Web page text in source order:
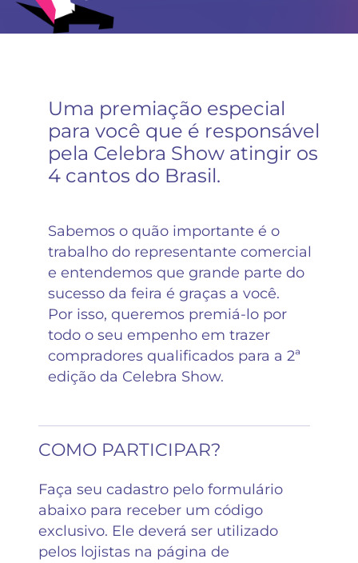
Uma premiação especial
para você que é responsável
pela Celebra Show atingir os
4 cantos do Brasil.
Sabemos o quão importante é o
trabalho do representante comercial
e entendemos que grande parte do
sucesso da feira é graças a você.
Por isso, queremos premiá-lo por
todo o seu empenho em trazer
compradores qualificados para a 2ª
edição da Celebra Show.
COMO PARTICIPAR?
Faça seu cadastro pelo formulário
abaixo para receber um código
exclusivo. Ele deverá ser utilizado
pelos lojistas na página de